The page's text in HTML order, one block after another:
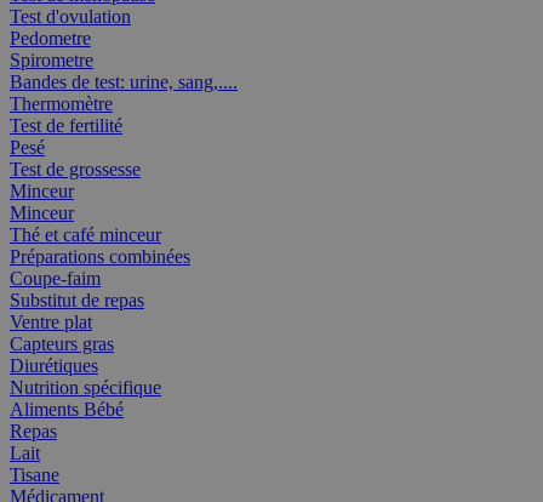
Test d'ovulation
Pedometre
Spirometre
Bandes de test: urine, sang,....
Thermomètre
Test de fertilité
Pesé
Test de grossesse
Minceur
Minceur
Thé et café minceur
Préparations combinées
Coupe-faim
Substitut de repas
Ventre plat
Capteurs gras
Diurétiques
Nutrition spécifique
Aliments Bébé
Repas
Lait
Tisane
Médicament